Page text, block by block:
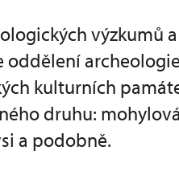
výzkumů
oddělení
kulturních
druhu:
a podobně.